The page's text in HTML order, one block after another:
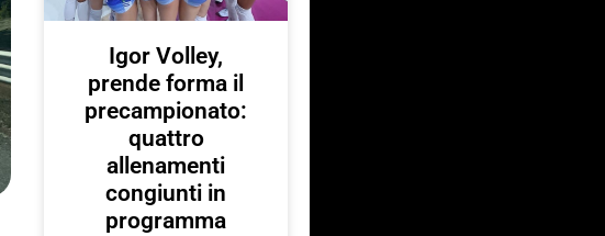
Igor Volley,
prende forma il
precampionato:
quattro
allenamenti
congiunti in
programma